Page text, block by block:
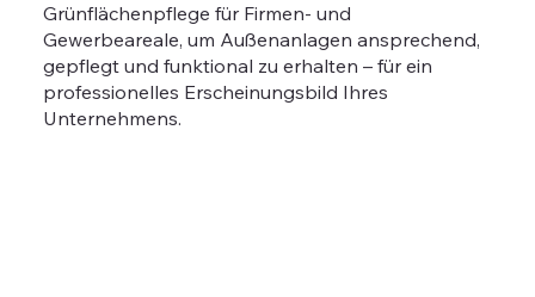
Grünflächenpflege für Firmen- und
Gewerbeareale, um Außenanlagen ansprechend,
gepflegt und funktional zu erhalten – für ein
professionelles Erscheinungsbild Ihres
Unternehmens.